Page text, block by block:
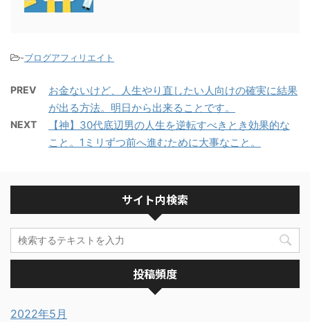
-ブログアフィリエイト
PREV
お金ないけど、人生やり直したい人向けの確実に結果
が出る方法。明日から出来ることです。
NEXT
【神】30代底辺男の人生を逆転すべきとき効果的な
こと。1ミリずつ前へ進むために大事なこと。
サイト内検索
投稿頻度
2022年5月